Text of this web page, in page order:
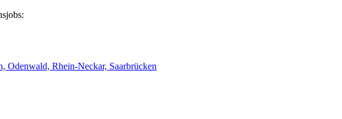
Odenwald, Rhein-Neckar, Saarbrücken